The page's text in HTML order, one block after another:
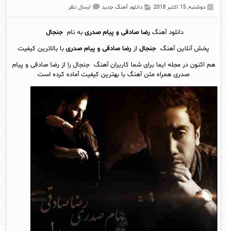
دوشنبه, 15 اکتبر 2018 دانلود آهنگ جدید ارسال نظر
دانلود آهنگرضا صادقی و پیام صدری به نام جنجال
پخش آنلاين آهنگ جنجال از رضا صادقی و پیام صدری با بالاترین کیفیت
هم اکنون در مجله ایما برای شما کاربران آهنگ جنجال را از رضا صادقی و پیام
صدری همراه متن آهنگ با بهترین کیفیت آماده کرده است